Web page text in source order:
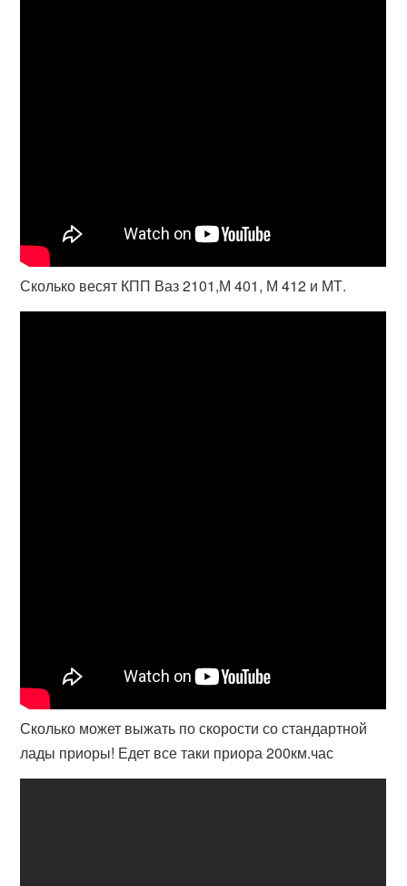
Сколько весят КПП Ваз 2101,М 401, М 412 и МТ.
Сколько может выжать по скорости со стандартной
лады приоры! Едет все таки приора 200км.час